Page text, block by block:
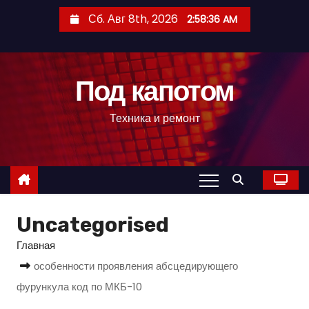
с
Сб. Авг 8th, 2026 2:58:37 AM
Под капотом
Техника и ремонт
Uncategorised
Главная
особенности проявления абсцедирующего
фурункула код по МКБ-10